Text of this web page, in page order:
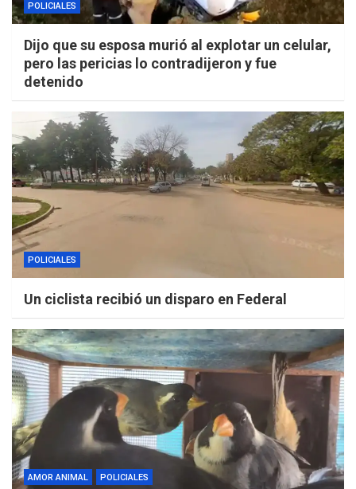
POLICIALES
Dijo que su esposa murió al explotar un celular,
pero las pericias lo contradijeron y fue
detenido
POLICIALES
Un ciclista recibió un disparo en Federal
AMOR ANIMAL POLICIALES